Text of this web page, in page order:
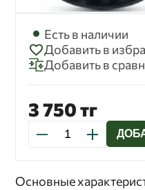
Есть в наличии
Добавить в
Добавить в
3 750 тг
Основные
изменения политики
данных Оператором.
бессрочно до замены